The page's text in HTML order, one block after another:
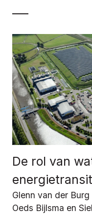
De rol van
Glenn van der
Oeds Bijlsma en